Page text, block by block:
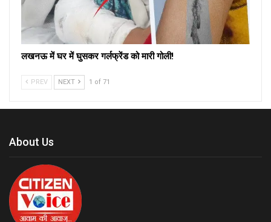
लखनऊ में घर में घुसकर गर्लफ्रेंड को मारी गोली!
PREV NEXT 1 of 71
About Us